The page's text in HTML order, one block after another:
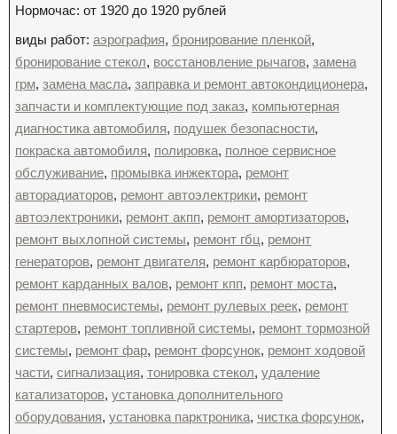
Нормочас: от 1920 до 1920 рублей
виды работ: аэрография, бронирование пленкой,
бронирование стекол, восстановление рычагов, замена
грм, замена масла, заправка и ремонт автокондиционера,
запчасти и комплектующие под заказ, компьютерная
диагностика автомобиля, подушек безопасности,
покраска автомобиля, полировка, полное сервисное
обслуживание, промывка инжектора, ремонт
авторадиаторов, ремонт автоэлектрики, ремонт
автоэлектроники, ремонт акпп, ремонт амортизаторов,
ремонт выхлопной системы, ремонт гбц, ремонт
генераторов, ремонт двигателя, ремонт карбюраторов,
ремонт карданных валов, ремонт кпп, ремонт моста,
ремонт пневмосистемы, ремонт рулевых реек, ремонт
стартеров, ремонт топливной системы, ремонт тормозной
системы, ремонт фар, ремонт форсунок, ремонт ходовой
части, сигнализация, тонировка стекол, удаление
катализаторов, установка дополнительного
оборудования, установка парктроника, чистка форсунок,